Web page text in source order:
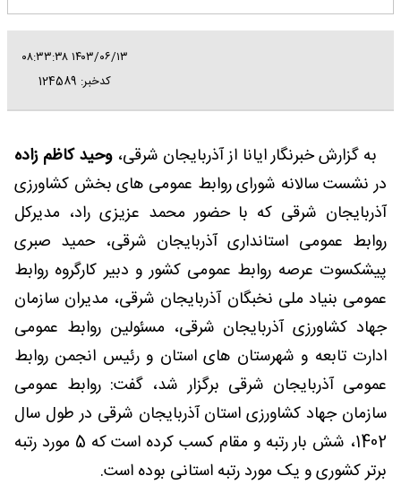
۱۴۰۳/۰۶/۱۳ ۰۸:۳۳:۳۸
کدخبر: 124589
به گزارش خبرنگار ایانا از آذربایجان شرقی،وحید کاظم زاده
در نشست سالانه شورای روابط عمومی های بخش کشاورزی
آذربایجان شرقی که با حضور محمد عزیزی راد، مدیرکل
روابط عمومی استانداری آذربایجان شرقی، حمید صبری
پیشکسوت عرصه روابط عمومی کشور و دبیر کارگروه روابط
عمومی بنیاد ملی نخبگان آذربایجان شرقی، مدیران سازمان
جهاد کشاورزی آذربایجان شرقی، مسئولین روابط عمومی
ادارت تابعه و شهرستان های استان و رئیس انجمن روابط
عمومی آذربایجان شرقی برگزار شد، گفت: روابط عمومی
سازمان جهاد کشاورزی استان آذربایجان شرقی در طول سال
1402، شش بار رتبه و مقام کسب کرده است که 5 مورد رتبه
برتر کشوری و یک مورد رتبه استانی بوده است.